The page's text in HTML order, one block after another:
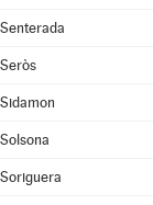
Senterada
Seròs
Sidamon
Solsona
Soriguera